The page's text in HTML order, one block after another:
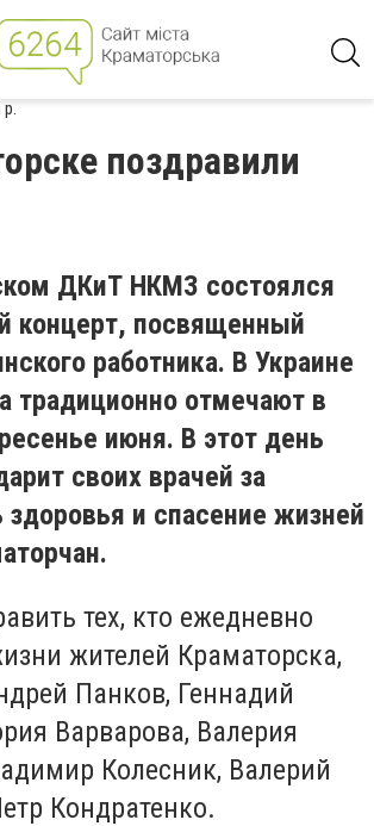
поздравили
ДКиТ НКМЗ состоялся
концерт, посвященный
работника. В Украине
традиционно отмечают в
июня. В этот день
своих врачей за
здоровья и спасение жизней
тех, кто ежедневно
жителей Краматорска,
Панков, Геннадий
Варварова, Валерия
Колесник, Валерий
Кондратенко.